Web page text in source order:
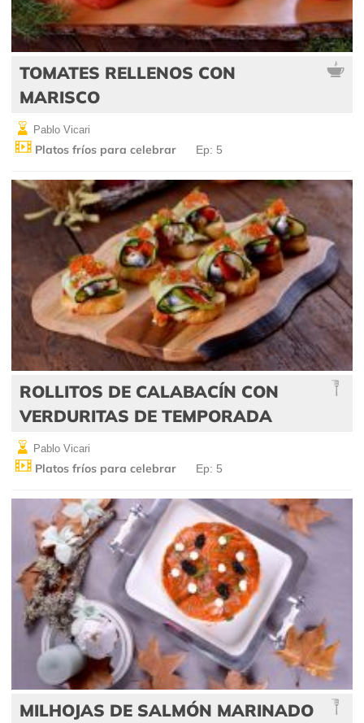
TOMATES RELLENOS CON
MARISCO
Pablo Vicari
Platos fríos para celebrar Ep: 5
ROLLITOS DE CALABACÍN CON
VERDURITAS DE TEMPORADA
Pablo Vicari
Platos fríos para celebrar Ep: 5
MILHOJAS DE SALMÓN MARINADO